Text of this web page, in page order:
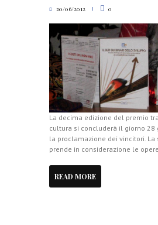
20/06/2012 0
La decima edizione del premio
cultura si concluderà il giorno 28
la proclamazione dei vincitori. La
prende in considerazione le
READ MORE